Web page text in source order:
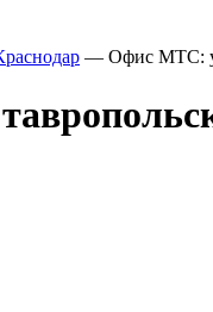
— Офис МТС: